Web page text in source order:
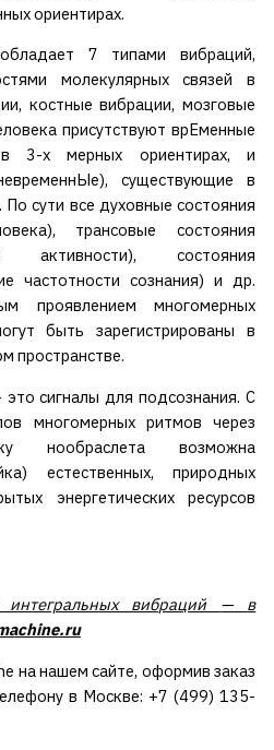
ориентирах.
7 типами вибраций,
молекулярных связей в
костные вибрации, мозговые
присутствуют врЕменные
3-х мерных ориентирах, и
существующие в
сути все духовные состояния
трансовые состояния
активности), состояния
частотности сознания) и др.
проявлением многомерных
быть зарегистрированы в
пространстве.
сигналы для подсознания. С
многомерных ритмов через
нообраслета возможна
естественных, природных
энергетических ресурсов
интегральных вибраций — в
на нашем сайте, оформив заказ
в Москве: +7 (499) 135-